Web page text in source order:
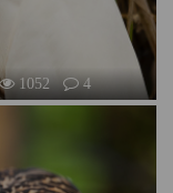
1052 4